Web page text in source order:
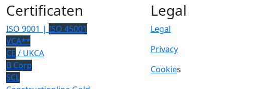
Certificaten
ISO 9001 | ISO 45001
VCA**
CE / UKCA
B Corp
SCL
Legal
Legal
Privacy
Cookies